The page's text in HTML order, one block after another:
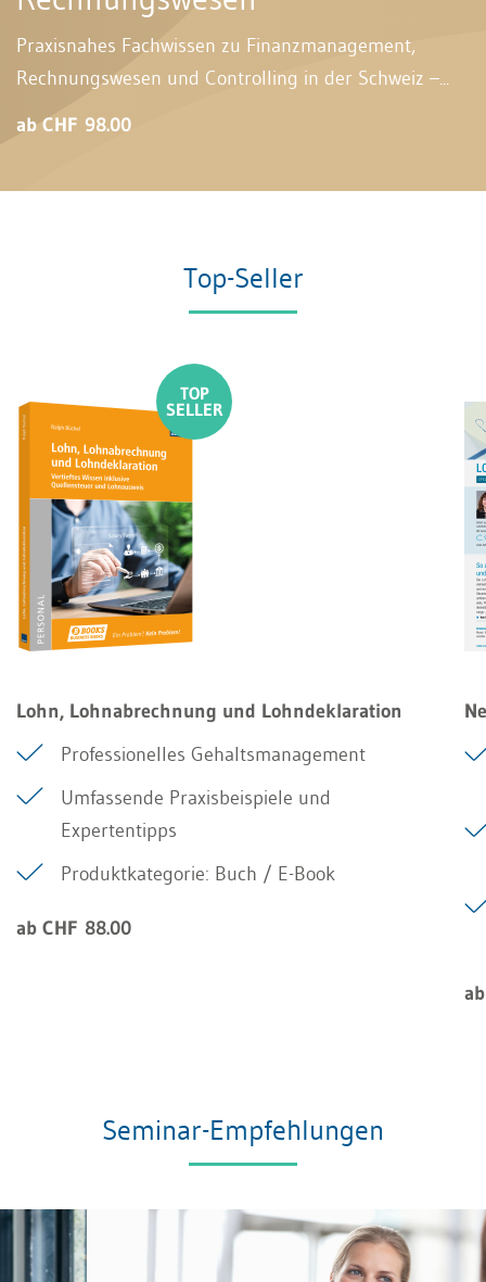
Praxisnahes Fachwissen zu Finanzmanagement,
Rechnungswesen und Controlling in der Schweiz –...
ab CHF 98.00
Top-Seller
Lohn, Lohnabrechnung und Lohndeklaration
Professionelles Gehaltsmanagement
Umfassende Praxisbeispiele und
Expertentipps
Produktkategorie: Buch / E-Book
ab CHF 88.00
Seminar-Empfehlungen